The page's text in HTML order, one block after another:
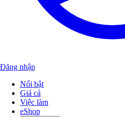
Đăng nhập
Nổi bật
Giá cả
Việc làm
eShop